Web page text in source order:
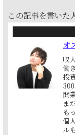
この記事を書いた
オ
収
働
投
開
ま
も
個
ル